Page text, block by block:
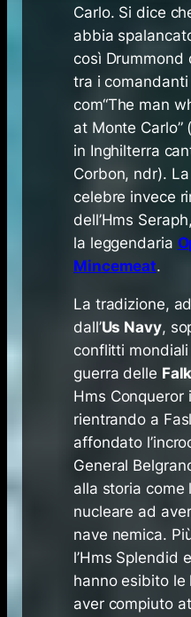
Carlo. Si dice
abbia
così Drummond
tra i
com“The man
at Monte Carlo”
in Inghilterra
Corbon, ndr).
celebre invece
dell’Hms
la leggendaria
Mincemeat.
La tradizione,
dall’Us Navy,
conflitti
guerra delle
Hms Conqueror
rientrando a
affondato
General
alla storia come
nucleare ad
nave nemica.
l’Hms Splendid
hanno esibito le
aver compiuto